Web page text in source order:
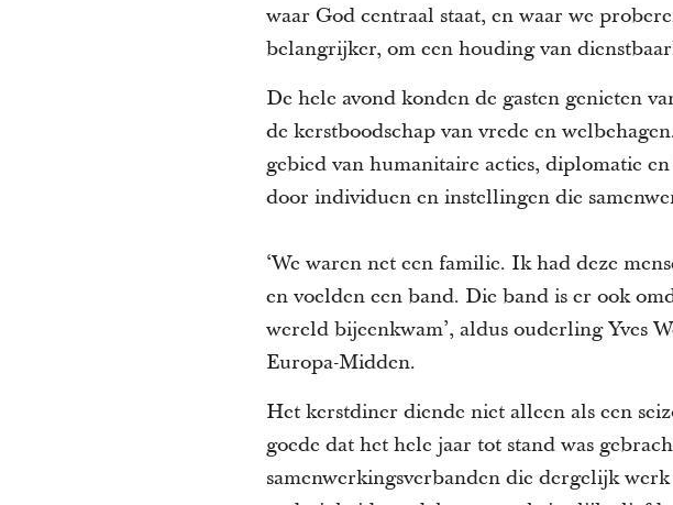
waar God centraal staat, en waar we
belangrijker, om een houding van
De hele avond konden de gasten genieten
de kerstboodschap van vrede en
gebied van humanitaire acties, diplomatie
door individuen en instellingen die
‘We waren net een familie. Ik had deze
en voelden een band. Die band is er ook
wereld bijeenkwam’, aldus ouderling Yves
Europa-Midden.
Het kerstdiner diende niet alleen als een
goede dat het hele jaar tot stand was
samenwerkingsverbanden die dergelijk